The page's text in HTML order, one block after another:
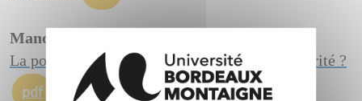
Manon NARO
La poésie bilingue en guarani, en quête d’autorité ?
pdf